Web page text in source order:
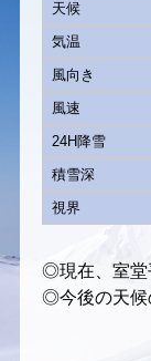
天候
気温
風向き
風速
24H降雪
積雪深
視界
◎現在、室堂
◎今後の天候